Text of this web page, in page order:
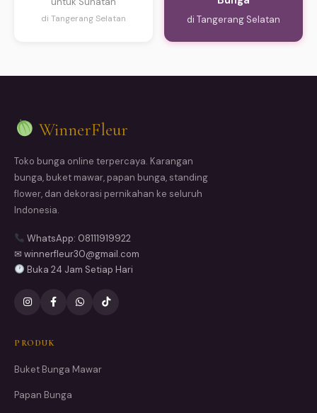
di Tangerang Selatan di Tangerang Selatan
WinnerFleur
Toko bunga online terpercaya. Karangan
bunga, buket mawar, papan bunga, standing
flower, dan dekorasi pernikahan ke seluruh
Indonesia.
WhatsApp: 08111919922
✉ winnerfleur30@gmail.com
Buka 24 Jam Setiap Hari
PRODUK
Buket Bunga Mawar
Papan Bunga